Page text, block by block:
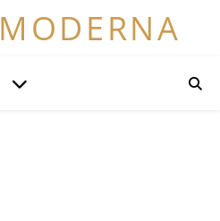
MODERNA